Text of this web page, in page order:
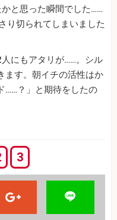
と思った瞬間でした……
り切られてしまいました
にもアタリが……。シル
ます。朝イチの活性はか
……？」と期待をしたの
3